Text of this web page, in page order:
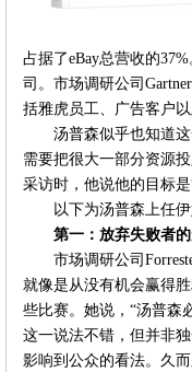
占据了eBay总营收的
司。市场调研公司
括雅虎员工、广告客户
汤普森似乎也知道
需要把很大一部分资源
采访时，他说他的目标
以下为汤普森上任
第一：放弃失败者
市场调研公司
就像是从没有机会赢得
些比赛。她说，“汤普森
这一说法不错，但并非
影响到公众的看法。久